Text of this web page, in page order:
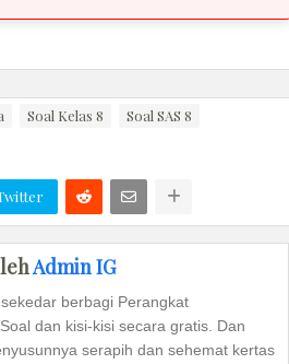
Soal Kelas 8
Soal SAS 8
Admin IG
berbagi Perangkat
dan kisi-kisi secara gratis. Dan
serapih dan sehemat kertas